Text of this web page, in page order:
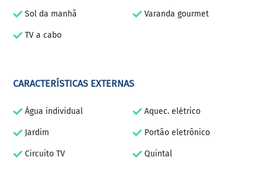
Sol da manhã Varanda gourmet
TV a cabo
CARACTERÍSTICAS EXTERNAS
Água individual Aquec. elétrico
Jardim Portão eletrônico
Circuito TV Quintal